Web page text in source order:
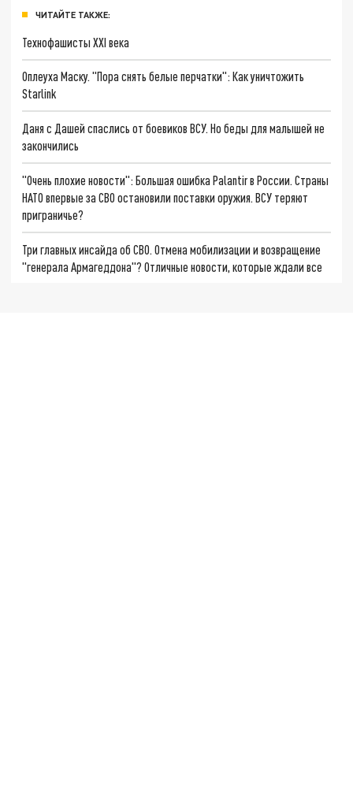
ЧИТАЙТЕ ТАКЖЕ:
Технофашисты XXI века
Оплеуха Маску. "Пора снять белые перчатки": Как уничтожить
Starlink
Даня с Дашей спаслись от боевиков ВСУ. Но беды для малышей не
закончились
"Очень плохие новости": Большая ошибка Palantir в России. Страны
НАТО впервые за СВО остановили поставки оружия. ВСУ теряют
приграничье?
Три главных инсайда об СВО. Отмена мобилизации и возвращение
"генерала Армагеддона"? Отличные новости, которые ждали все